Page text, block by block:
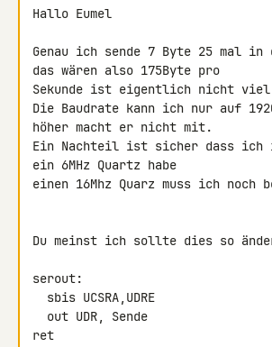
Hallo Eumel
Genau ich sende 7 Byte 25 mal in
das wären also 175Byte pro
Sekunde ist eigentlich nicht
Die Baudrate kann ich nur auf
höher macht er nicht mit.
Ein Nachteil ist sicher dass ich
ein 6MHz Quartz habe
einen 16Mhz Quarz muss ich noch
Du meinst ich sollte dies so
serout:
ret